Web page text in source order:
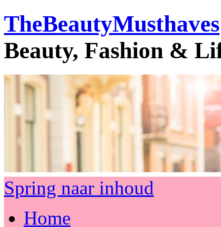
TheBeautyMusthaves
Beauty, Fashion &
Spring naar inhoud
Home